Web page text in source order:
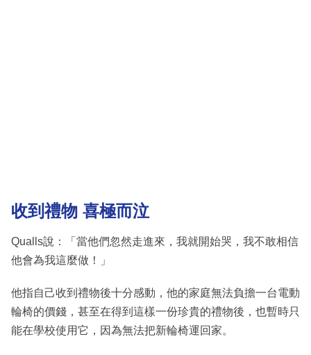
收到禮物 喜極而泣
Qualls說：「當他們忽然走進來，我就開始哭，我不敢相信
他會為我這麼做！」
他指自己收到禮物後十分感動，他的家庭無法負擔一台電動
輪椅的價錢，甚至在得到這樣一份珍貴的禮物後，也暫時只
能在學校使用它，因為無法把新輪椅運回家。